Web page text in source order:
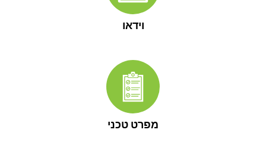
מפרט טכני